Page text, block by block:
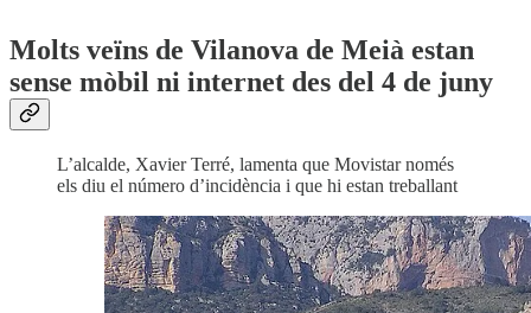
Molts veïns de Vilanova de Meià estan
sense mòbil ni internet des del 4 de juny
L’alcalde, Xavier Terré, lamenta que Movistar només
els diu el número d’incidència i que hi estan treballant